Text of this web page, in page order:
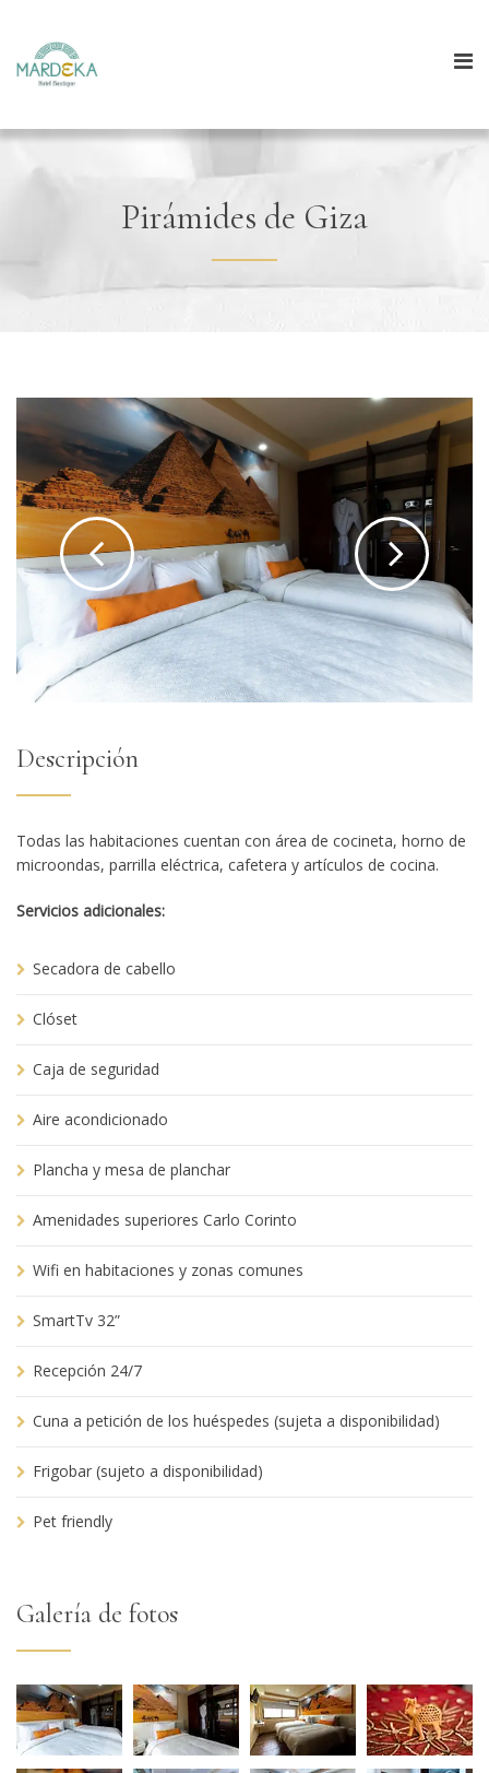
Pirámides de Giza
Descripción
Todas las habitaciones cuentan con área de cocineta, horno de
microondas, parrilla eléctrica, cafetera y artículos de cocina.
Servicios adicionales:
Secadora de cabello
Clóset
Caja de seguridad
Aire acondicionado
Plancha y mesa de planchar
Amenidades superiores Carlo Corinto
Wifi en habitaciones y zonas comunes
SmartTv 32”
Recepción 24/7
Cuna a petición de los huéspedes (sujeta a disponibilidad)
Frigobar (sujeto a disponibilidad)
Pet friendly
Galería de fotos